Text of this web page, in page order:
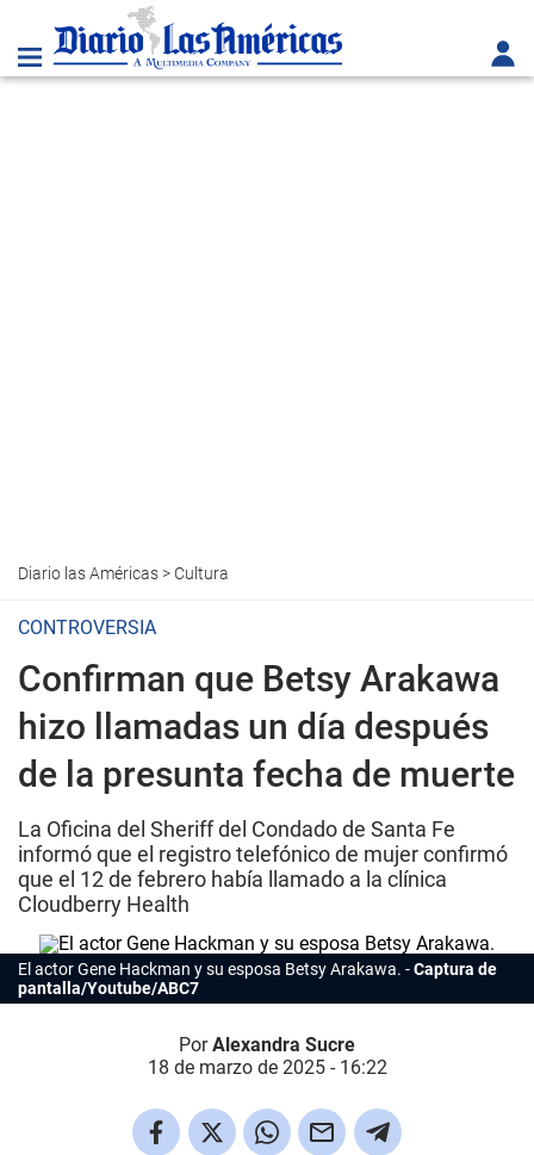
Diario las Américas> Cultura
CONTROVERSIA
Confirman que Betsy Arakawa
hizo llamadas un día después
de la presunta fecha de muerte
La Oficina del Sheriff del Condado de Santa Fe
informó que el registro telefónico de mujer confirmó
que el 12 de febrero había llamado a la clínica
Cloudberry Health
El actor Gene Hackman y su esposa Betsy Arakawa.
Captura de
pantalla/Youtube/ABC7
PorAlexandra Sucre
18 de marzo de 2025 - 16:22